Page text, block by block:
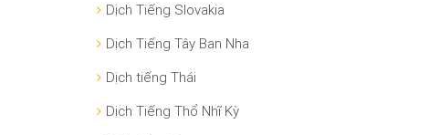
Dịch Tiếng Slovakia
Dịch Tiếng Tây Ban Nha
Dịch tiếng Thái
Dịch Tiếng Thổ Nhĩ Kỳ